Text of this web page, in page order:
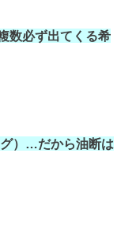
数必ず出てくる希
グ）…だから油断は